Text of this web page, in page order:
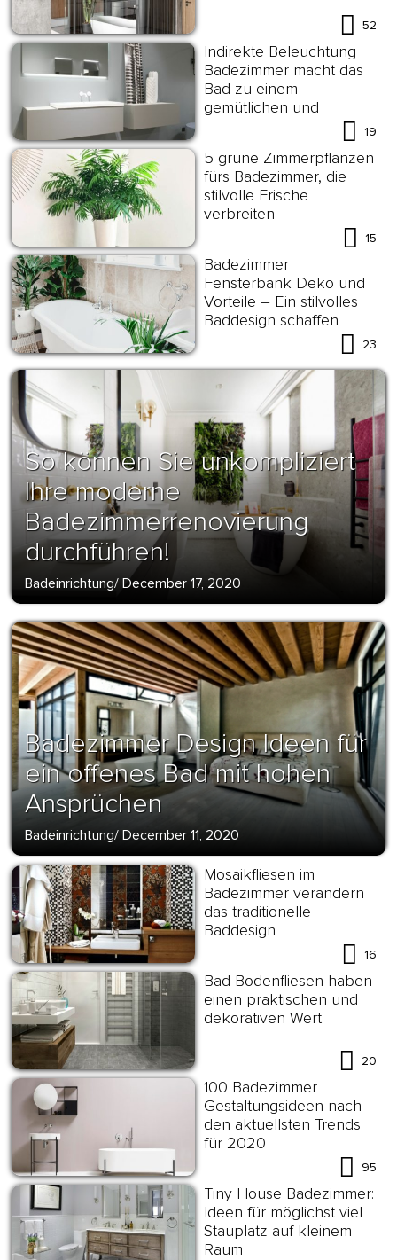
52
Indirekte Beleuchtung
Badezimmer macht das
Bad zu einem
gemütlichen und
19
5 grüne Zimmerpflanzen
fürs Badezimmer, die
stilvolle Frische
verbreiten
15
Badezimmer
Fensterbank Deko und
Vorteile – Ein stilvolles
Baddesign schaffen
23
So können Sie unkompliziert
Ihre moderne
Badezimmerrenovierung
durchführen!
Badeinrichtung/ December 17, 2020
Badezimmer Design Ideen für
ein offenes Bad mit hohen
Ansprüchen
Badeinrichtung/ December 11, 2020
Mosaikfliesen im
Badezimmer verändern
das traditionelle
Baddesign
16
Bad Bodenfliesen haben
einen praktischen und
dekorativen Wert
20
100 Badezimmer
Gestaltungsideen nach
den aktuellsten Trends
für 2020
95
Tiny House Badezimmer:
Ideen für möglichst viel
Stauplatz auf kleinem
Raum